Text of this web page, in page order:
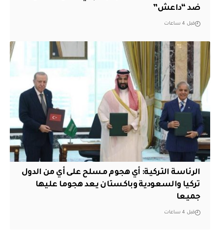
ضد “داعش”
قبل 4 ساعات
الرئاسة التركية: أي هجوم مسلح على أي من الدول
تركيا والسعودية وباكستان يعد هجوما عليها
جميعا
قبل 4 ساعات